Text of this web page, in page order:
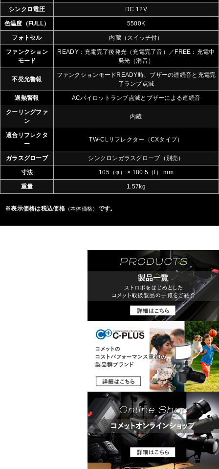
シンクロ電圧 DC 12V
色温度（FULL） 5500K
フォトセル 内蔵（スイッチ付）
ファンクション
モード
READY：充電完了後発光（充電完了音）／FREE：充電中
発光（消音）
不発光警報
ファンクションモードREADY時、ブザーの連続音と充電完
了ランプ点滅
過熱警報 ACパイロットランプ点滅とブザーによる連続音
クーリングファ
ン
内蔵
適合リフレクタ
ー
TW-CLリフレクター（CXタイプ）
ガラスグローブ シンクロンガラスグローブ（別売）
寸法 105（φ） × 180.5（l） mm
重量 1.57kg
※表示価格は税込価格（本体価格） です。